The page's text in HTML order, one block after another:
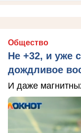
Общество
Не +32, и уже
дождливое
И даже